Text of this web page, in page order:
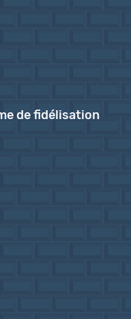
de fidélisation